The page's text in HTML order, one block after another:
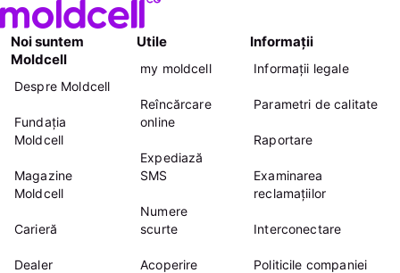
Noi suntem
Moldcell
Despre Moldcell
Fundația
Moldcell
Magazine
Moldcell
Carieră
Dealer
Utile
my moldcell
Reîncărcare
online
Expediază
SMS
Numere
scurte
Acoperire
Informații
Informații legale
Parametri de calitate
Raportare
Examinarea
reclamațiilor
Interconectare
Politicile companiei